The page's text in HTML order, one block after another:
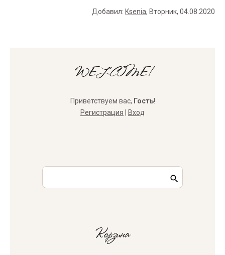
Добавил: Ksenia, Вторник, 04.08.2020
WELCOME!
Приветствуем вас, Гость!
Регистрация
Вход
Корзина